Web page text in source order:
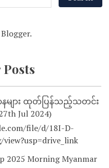
Blogger.
ာနများ ထုတ်ပြန်သည့်သတင်း
Jul 2024)
file/d/18I-D-
view?usp=drive_link
2025 Morning Myanmar